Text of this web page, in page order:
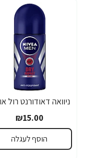
₪15.00
הוסף לעגלה